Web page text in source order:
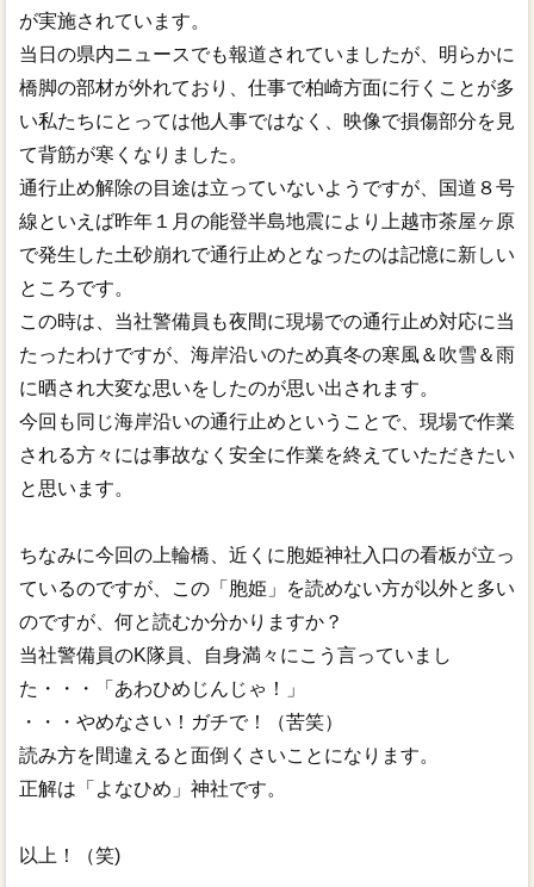
が実施されています。
当日の県内ニュースでも報道されていましたが、明らかに
橋脚の部材が外れており、仕事で柏崎方面に行くことが多
い私たちにとっては他人事ではなく、映像で損傷部分を見
て背筋が寒くなりました。
通行止め解除の目途は立っていないようですが、国道８号
線といえば昨年１月の能登半島地震により上越市茶屋ヶ原
で発生した土砂崩れで通行止めとなったのは記憶に新しい
ところです。
この時は、当社警備員も夜間に現場での通行止め対応に当
たったわけですが、海岸沿いのため真冬の寒風＆吹雪＆雨
に晒され大変な思いをしたのが思い出されます。
今回も同じ海岸沿いの通行止めということで、現場で作業
される方々には事故なく安全に作業を終えていただきたい
と思います。
ちなみに今回の上輪橋、近くに胞姫神社入口の看板が立っ
ているのですが、この「胞姫」を読めない方が以外と多い
のですが、何と読むか分かりますか？
当社警備員のK隊員、自身満々にこう言っていまし
た・・・「あわひめじんじゃ！」
・・・やめなさい！ガチで！（苦笑）
読み方を間違えると面倒くさいことになります。
正解は「よなひめ」神社です。
以上！（笑)